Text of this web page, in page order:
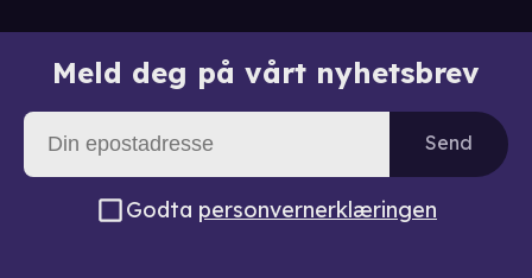
Meld deg på vårt nyhetsbrev
Send
Godta personvernerklæringen